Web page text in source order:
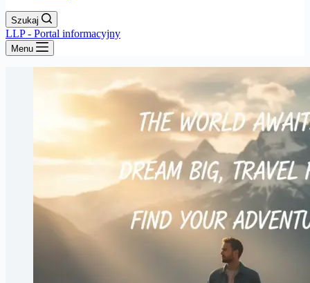
Szukaj
LLP - Portal informacyjny
Menu